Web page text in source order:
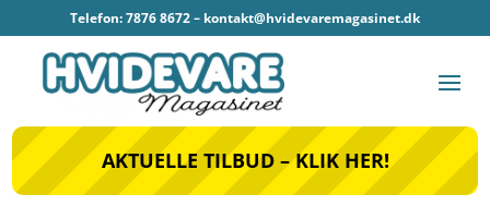
Telefon: 7876 8672 – kontakt@hvidevaremagasinet.dk
AKTUELLE TILBUD – KLIK HER!